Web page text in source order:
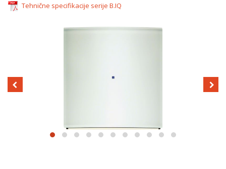
Tehnične specifikacije serije B.IQ